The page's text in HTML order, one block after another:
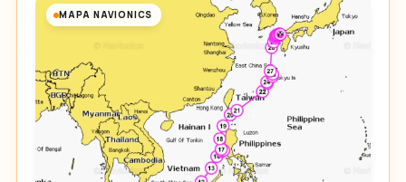
MAPA NAVIONICS